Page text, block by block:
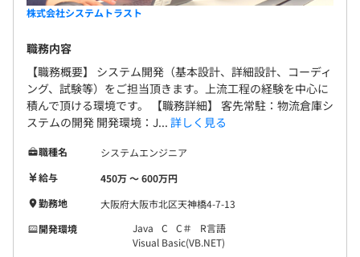
株式会社システムトラスト
職務内容
【職務概要】 システム開発（基本設計、詳細設計、コーディ
ング、試験等）をご担当頂きます。上流工程の経験を中心に
積んで頂ける環境です。 【職務詳細】 客先常駐：物流倉庫シ
ステムの開発 開発環境：J... 詳しく見る
職種名
システムエンジニア
給与
450万 〜 600万円
勤務地
大阪府大阪市北区天神橋4-7-13
開発環境
Java C C＃
R言語
Visual Basic(VB.NET)